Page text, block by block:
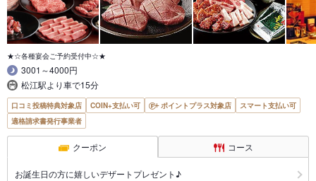
★☆各種宴会ご予約受付中☆★
3001～4000円
松江駅より車で15分
口コミ投稿特典対象店 COIN+支払い可 ポイントプラス対象店
スマート支払い可
適格請求書発行事業者
クーポン コース
お誕生日の方に嬉しいデザートプレゼント♪